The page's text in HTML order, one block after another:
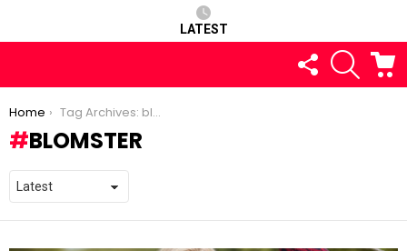
LATEST
FOLLOW
US
SEARCH
You are here:
Home Tag Archives: blomster
BLOMSTER